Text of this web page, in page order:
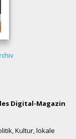
Digital-Magazin
Kultur, lokale